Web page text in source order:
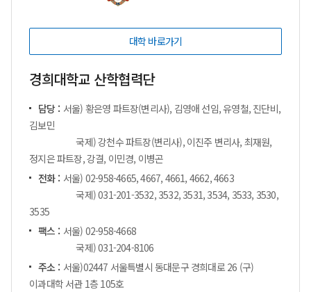
대학 바로가기
경희대학교 산학협력단
담당 : 서울) 황은영 파트장(변리사), 김영애 선임, 유영철, 진단비,
김보민
국제) 강천수 파트장(변리사), 이진주 변리사, 최재원,
정지은 파트장, 강결, 이민경, 이병곤
전화 : 서울) 02-958-4665, 4667, 4661, 4662, 4663
국제) 031-201-3532, 3532, 3531, 3534, 3533, 3530,
3535
팩스 : 서울) 02-958-4668
국제) 031-204-8106
주소 : 서울)02447 서울특별시 동대문구 경희대로 26 (구)
이과대학 서관 1층 105호